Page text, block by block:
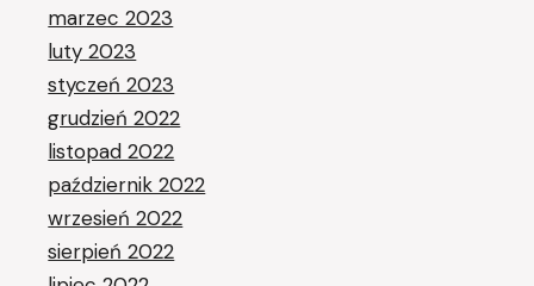
marzec 2023
luty 2023
styczeń 2023
grudzień 2022
listopad 2022
październik 2022
wrzesień 2022
sierpień 2022